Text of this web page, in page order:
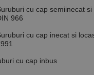
cu cap semiinecat
966
cu cap inecat si
cu cap inbus